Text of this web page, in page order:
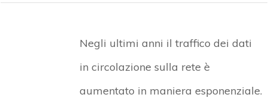
Negli ultimi anni il traffico dei dati
in circolazione sulla rete è
aumentato in maniera esponenziale.